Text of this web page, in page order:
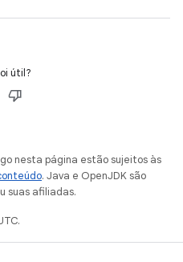
útil?
nesta página estão sujeitos às
. Java e OpenJDK são
suas afiliadas.